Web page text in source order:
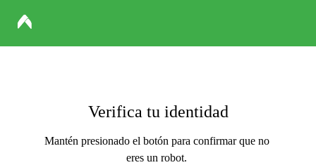
Verifica tu identidad
Mantén presionado el botón para confirmar que no
eres un robot.